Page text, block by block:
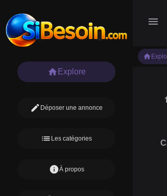
menu
home
home Explore
edit Déposer une annonce
list Les catégories
infoÀ propos